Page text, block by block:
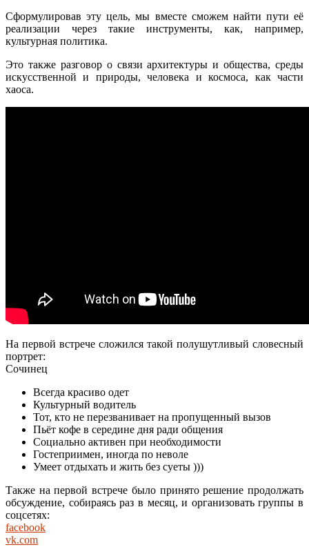
Сформулировав эту цель, мы вместе сможем найти пути её
реализации через такие инструменты, как, например,
культурная политика.
Это также разговор о связи архитектуры и общества, среды
искусственной и природы, человека и космоса, как части
хаоса.
На первой встрече сложился такой полушутливый словесный
портрет:
Сочинец
Всегда красиво одет
Культурный водитель
Тот, кто не перезванивает на пропущенный вызов
Пьёт кофе в середине дня ради общения
Социально активен при необходимости
Гостеприимен, иногда по неволе
Умеет отдыхать и жить без суеты )))
Также на первой встрече было принято решение продолжать
обсуждение, собираясь раз в месяц, и организовать группы в
соцсетях:
facebook
vk.com